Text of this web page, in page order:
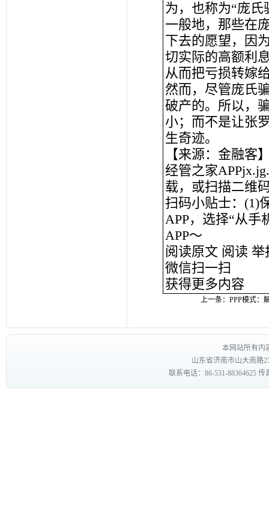
为，也称为“庞
一般地，那些在
下去的愿望，因
切实际的高额利
从而把亏损转嫁
然而，尽管庞氏
破产的。所以，
小；而不是让张
生奇迹。
【来源：金融客
经管之家
载，或扫描二维
扫码小贴士：(1)
APP，选择“从手
APP～
阅读原文 阅读 举
微信扫一扫
获得更多内容
上一条： PPP模式：
本网站所有内
山东省济南市山大南路
联系电话：86-531-88364625 传